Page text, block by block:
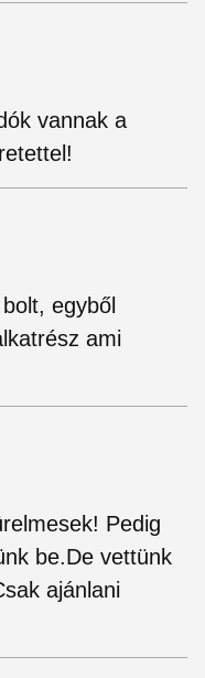
vannak a
egyből
ami
Pedig
be.De vettünk
ajánlani